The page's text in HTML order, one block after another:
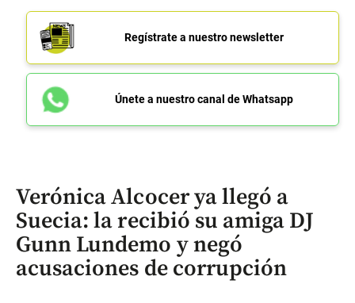
Regístrate a nuestro newsletter
Únete a nuestro canal de Whatsapp
Verónica Alcocer ya llegó a
Suecia: la recibió su amiga DJ
Gunn Lundemo y negó
acusaciones de corrupción